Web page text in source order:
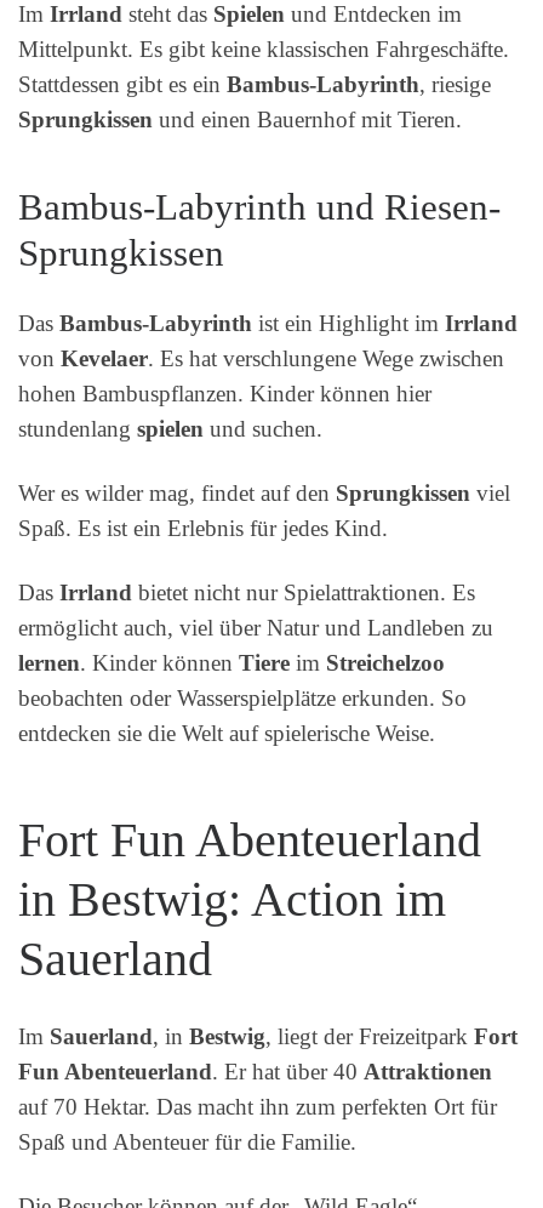
Im Irrland steht das Spielen und Entdecken im
Mittelpunkt. Es gibt keine klassischen Fahrgeschäfte.
Stattdessen gibt es ein Bambus-Labyrinth, riesige
Sprungkissen und einen Bauernhof mit Tieren.
Bambus-Labyrinth und Riesen-
Sprungkissen
Das Bambus-Labyrinth ist ein Highlight im Irrland
von Kevelaer. Es hat verschlungene Wege zwischen
hohen Bambuspflanzen. Kinder können hier
stundenlang spielen und suchen.
Wer es wilder mag, findet auf den Sprungkissen viel
Spaß. Es ist ein Erlebnis für jedes Kind.
Das Irrland bietet nicht nur Spielattraktionen. Es
ermöglicht auch, viel über Natur und Landleben zu
lernen. Kinder können Tiere im Streichelzoo
beobachten oder Wasserspielplätze erkunden. So
entdecken sie die Welt auf spielerische Weise.
Fort Fun Abenteuerland
in Bestwig: Action im
Sauerland
Im Sauerland, in Bestwig, liegt der Freizeitpark Fort
Fun Abenteuerland. Er hat über 40 Attraktionen
auf 70 Hektar. Das macht ihn zum perfekten Ort für
Spaß und Abenteuer für die Familie.